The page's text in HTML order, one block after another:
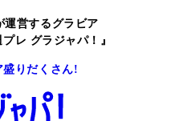
運営するグラビア
レ グラジャパ！』
盛りだくさん!